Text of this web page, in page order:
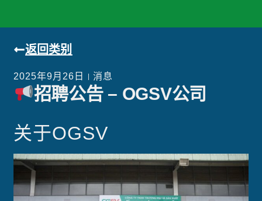
返回类别
2025年9月26日 消息
招聘公告 – OGSV公司
关于OGSV